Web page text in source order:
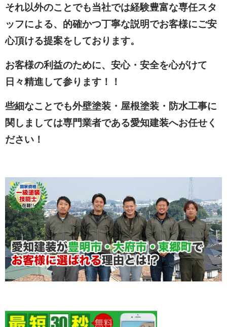
それ以外のことでも当社では経験豊富な専任スタ
ッフによる、的確かつ丁寧な説明でお客様にご安
心頂ける提案をしております。
お客様の利益のために、安心・安全を心がけて
日々精進して参ります！！
些細なことでも外壁塗装・屋根塗装・防水工事に
関しましては専門業者である愛知建装へお任せく
ださい！